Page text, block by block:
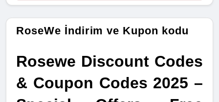
RoseWe İndirim ve Kupon kodu
Rosewe Discount Codes
& Coupon Codes 2025 –